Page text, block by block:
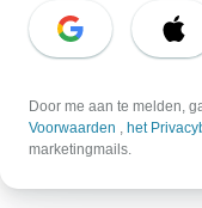
Vanaf
Rijn riviercruises
Schotland
Door me aan te melden,
Voorwaarden , het
marketingmails.